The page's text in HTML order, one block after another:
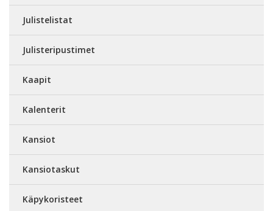
Julistelistat
Julisteripustimet
Kaapit
Kalenterit
Kansiot
Kansiotaskut
Käpykoristeet